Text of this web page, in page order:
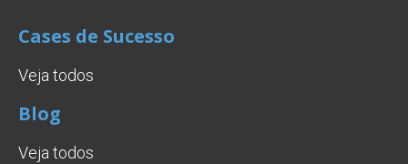
Cases de Sucesso
Veja todos
Blog
Veja todos